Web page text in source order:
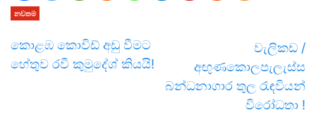
නවතම
කොළඹ කොවිඩ් අඩු වීමට
හේතුව රවී කුමුදේශ් කියයි!
වැලිකඩ /
අඟුණකොලපැලැස්ස
බන්ධනාගාර තුල රැඳවියන්
විරෝධතා !